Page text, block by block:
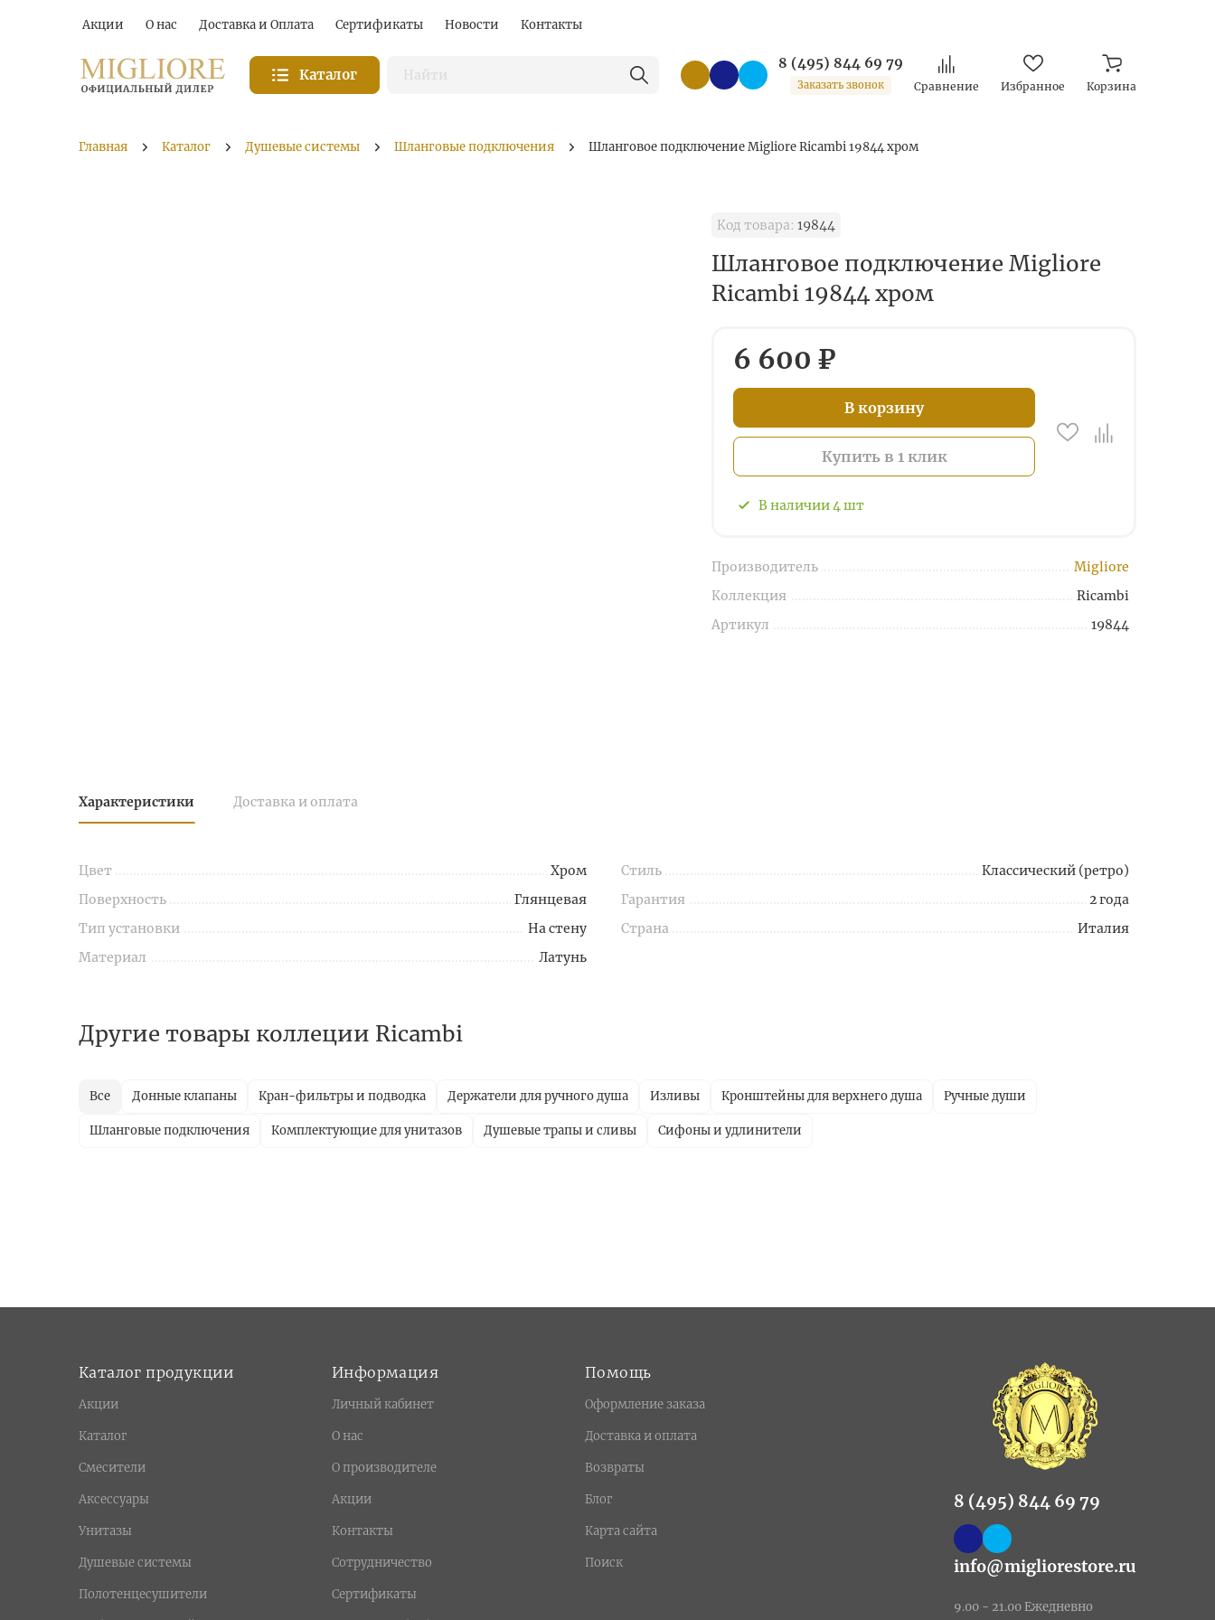
Акции О нас Доставка и Оплата Сертификаты Новости Контакты
Каталог
8 (495) 844 69 79
Заказать звонок Сравнение Избранное Корзина
Главная Каталог Душевые системы Шланговые подключения Шланговое подключение Migliore Ricambi 19844 хром
Код товара: 19844
Шланговое подключение Migliore
Ricambi 19844 хром
6 600 ₽
В корзину
Купить в 1 клик
В наличии4шт
Производитель
Migliore
Коллекция
Ricambi
Артикул
19844
Характеристики Доставка и оплата
Цвет
Хром
Поверхность
Глянцевая
Тип установки
На стену
Материал
Латунь
Стиль
Классический (ретро)
Гарантия
2 года
Страна
Италия
Другие товары коллеции Ricambi
Все Донные клапаны Кран-фильтры и подводка Держатели для ручного душа Изливы Кронштейны для верхнего душа Ручные души
Шланговые подключения Комплектующие для унитазов Душевые трапы и сливы Сифоны и удлинители
Каталог продукции
Акции
Каталог
Смесители
Аксессуары
Унитазы
Душевые системы
Полотенцесушители
Информация
Личный кабинет
О нас
О производителе
Акции
Контакты
Сотрудничество
Сертификаты
Помощь
Оформление заказа
Доставка и оплата
Возвраты
Блог
Карта сайта
Поиск
8 (495) 844 69 79
info@migliorestore.ru
9.00 - 21.00 Ежедневно